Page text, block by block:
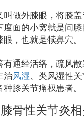
叫做外膝眼，将膝
度面的小窝就是问
，也就是犊鼻穴。
有通经活络，疏风
治风湿、类风湿性
膝关节痛权患者。
骨性关节炎